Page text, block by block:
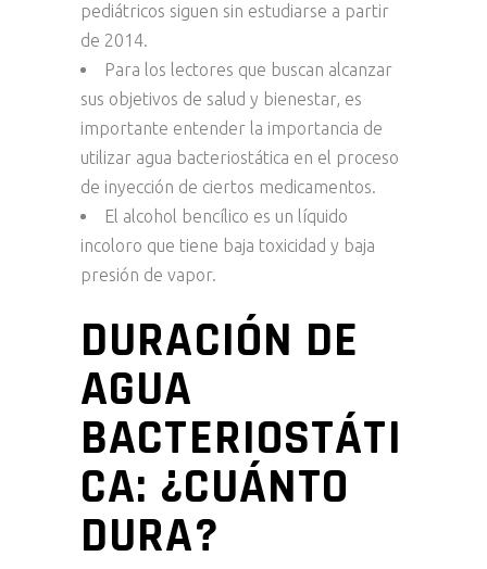
pediátricos siguen sin estudiarse a partir
de 2014.
Para los lectores que buscan alcanzar
sus objetivos de salud y bienestar, es
importante entender la importancia de
utilizar agua bacteriostática en el proceso
de inyección de ciertos medicamentos.
El alcohol bencílico es un líquido
incoloro que tiene baja toxicidad y baja
presión de vapor.
DURACIÓN DE
AGUA
BACTERIOSTÁTI
CA: ¿CUÁNTO
DURA?